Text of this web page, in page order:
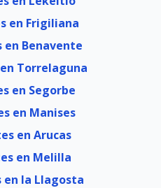
en Frigiliana
en Benavente
Torrelaguna
en Segorbe
en Manises
en Arucas
en Melilla
en la Llagosta